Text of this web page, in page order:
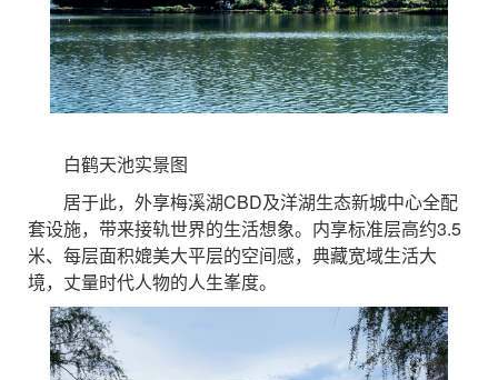
白鹤天池实景图
居于此，外享梅溪湖CBD及洋湖生态新城中心全配
套设施，带来接轨世界的生活想象。内享标准层高约3.5
米、每层面积媲美大平层的空间感，典藏宽域生活大
境，丈量时代人物的人生峯度。